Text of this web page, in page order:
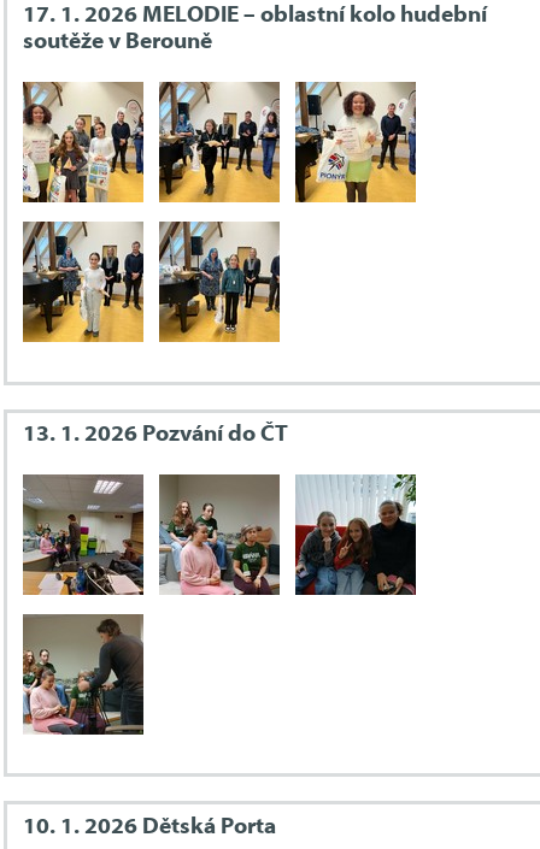
17. 1. 2026 MELODIE – oblastní kolo hudební
soutěže v Berouně
13. 1. 2026 Pozvání do ČT
10. 1. 2026 Dětská Porta